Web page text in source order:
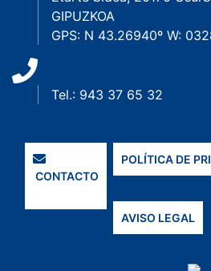
GIPUZKOA
GPS: N 43.26940º W:
Tel.: 943 37 65 32
CONTACTO
POLÍTICA DE
AVISO LEGAL